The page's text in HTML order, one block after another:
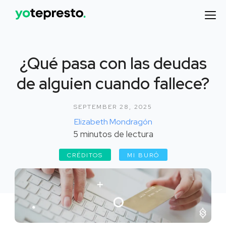
¿Qué pasa con las deudas
de alguien cuando fallece?
SEPTEMBER 28, 2025
Elizabeth Mondragón
5 minutos de lectura
CRÉDITOS MI BURÓ